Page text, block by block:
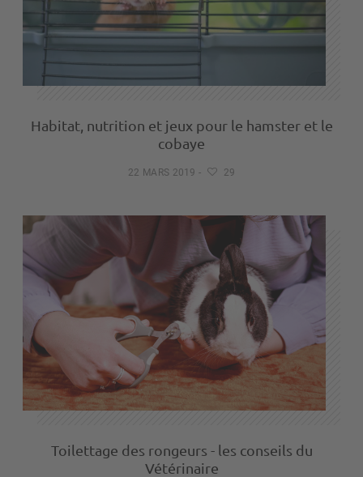
Habitat, nutrition et jeux pour le hamster et le
cobaye
22 MARS 2019 - 29
Toilettage des rongeurs - les conseils du
Vétérinaire